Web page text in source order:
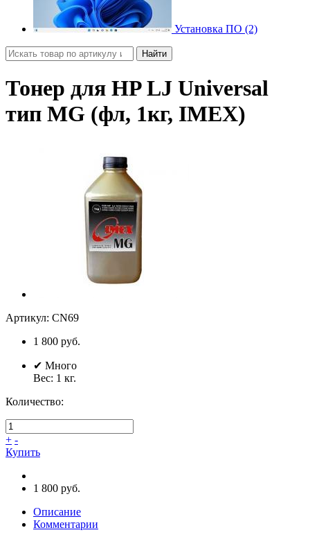
Установка ПО (2)
Найти
Тонер для HP LJ Universal
тип MG (фл, 1кг, IMEX)
Артикул: CN69
1 800 руб.
✔ Много
Вес: 1 кг.
Количество:
+ -
Купить
1 800 руб.
Описание
Комментарии